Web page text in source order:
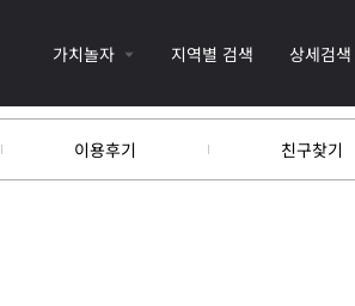
가치놀자 지역별 검색 상세검색
이용후기 친구찾기